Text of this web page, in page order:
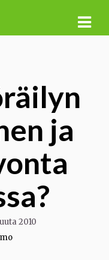
ja
2010